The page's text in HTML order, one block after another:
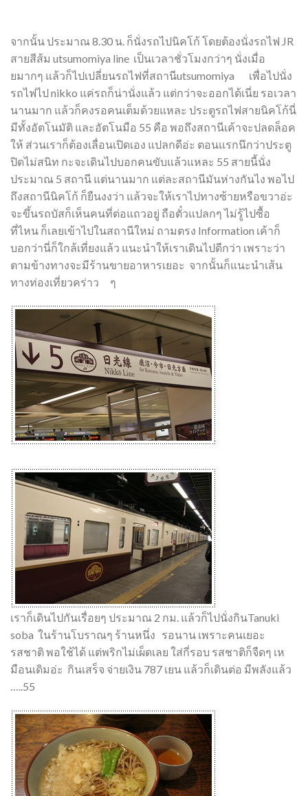
จากนั้น ประมาณ 8.30 น. ก็นั่งรถไปนิคโก้ โดยต้องนั่งรถไฟ JR
สายสีส้ม utsumomiya line เป็นเวลาชั่วโมงกว่าๆ นั่งเมื่อ
ยมากๆ แล้วก็ไปเปลี่ยนรถไฟที่สถานีutsumomiya เพื่อไปนั่ง
รถไฟไป nikko แค่รถก็น่านั่งแล้ว แต่กว่าจะออกได้เนี่ย รอเวลา
นานมาก แล้วก็คงรอคนเต็มด้วยแหละ ประตูรถไฟสายนิคโก้นี่
มีทั้งอัตโนมัติ และอัตโนมือ 55 คือ พอถึงสถานีเค้าจะปลดล็อค
ให้ ส่วนเราก็ต้องเลื่อนเปิดเอง แปลกดีอ่ะ ตอนแรกนึกว่าประตู
ปิดไม่สนิท กะจะเดินไปบอกคนขับแล้วแหละ 55 สายนี้นั่ง
ประมาณ 5 สถานี แต่นานมาก แต่ละสถานีมันห่างกันไง พอไป
ถึงสถานีนิคโก้ ก็ยืนงงว่า แล้วจะให้เราไปทางซ้ายหรือขวาอ่ะ
จะขึ้นรถบัสก็เห็นคนที่ต่อแถวอยู่ ถือตั๋วแปลกๆ ไม่รู้ไปซื้อ
ที่ไหน ก็เลยเข้าไปในสถานีใหม่ ถามตรง Information เค้าก็
บอกว่านี่ก็ใกล้เที่ยงแล้ว แนะนำให้เราเดินไปดีกว่า เพราะว่า
ตามข้างทางจะมีร้านขายอาหารเยอะ จากนั้นก็แนะนำเส้น
ทางท่องเที่ยวคร่าว ๆ
เราก็เดินไปกันเรื่อยๆ ประมาณ 2 กม. แล้วก็ไปนั่งกินTanuki
soba ในร้านโบราณๆ ร้านหนึ่ง รอนาน เพราะคนเยอะ
รสชาติ พอใช้ได้ แต่พริกไม่เผ็ดเลย ใส่กี่รอบ รสชาติก็จืดๆ เห
มือนเดิมอ่ะ กินเสร็จ จ่ายเงิน 787 เยน แล้วก็เดินต่อ มีพลังแล้ว
…..55